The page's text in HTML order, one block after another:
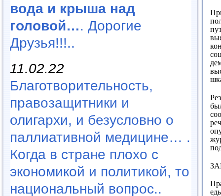
вода и крыша над
головой…. Дорогие
Друзья!!!..
11.02.22
Благотворительность,
правозащитники и
олигархи, и безусловно о
паллиативной медицине… .
Когда в стране плохо с
экономикой и политикой, то
национальный вопрос..